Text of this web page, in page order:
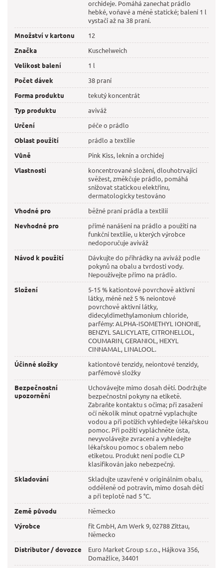
orchideje. Pomáhá zanechat prádlo
hebké, voňavé a méně statické; balení 1 l
vystačí až na 38 praní.
Množství v kartonu
12
Značka
Kuschelweich
Velikost balení
1 l
Počet dávek
38 praní
Forma produktu
tekutý koncentrát
Typ produktu
aviváž
Určení
péče o prádlo
Oblast použití
prádlo a textilie
Vůně
Pink Kiss, leknín a orchidej
Vlastnosti
koncentrované složení, dlouhotrvající
svěžest, změkčuje prádlo, pomáhá
snižovat statickou elektřinu,
dermatologicky testováno
Vhodné pro
běžné praní prádla a textilií
Nevhodné pro
přímé nanášení na prádlo a použití na
funkční textilie, u kterých výrobce
nedoporučuje aviváž
Návod k použití
Dávkujte do přihrádky na aviváž podle
pokynů na obalu a tvrdosti vody.
Nepoužívejte přímo na prádlo.
Složení
5-15 % kationtové povrchově aktivní
látky, méně než 5 % neiontové
povrchově aktivní látky,
didecyldimethylamonium chloride,
parfémy: ALPHA-ISOMETHYL IONONE,
BENZYL SALICYLATE, CITRONELLOL,
COUMARIN, GERANIOL, HEXYL
CINNAMAL, LINALOOL.
Účinné složky
kationtové tenzidy, neiontové tenzidy,
parfémové složky
Bezpečnostní
upozornění
Uchovávejte mimo dosah dětí. Dodržujte
bezpečnostní pokyny na etiketě.
Zabraňte kontaktu s očima; při zasažení
očí několik minut opatrně vyplachujte
vodou a při potížích vyhledejte lékařskou
pomoc. Při požití vypláchněte ústa,
nevyvolávejte zvracení a vyhledejte
lékařskou pomoc s obalem nebo
etiketou. Produkt není podle CLP
klasifikován jako nebezpečný.
Skladování
Skladujte uzavřené v originálním obalu,
odděleně od potravin, mimo dosah dětí
a při teplotě nad 5 °C.
Země původu
Německo
Výrobce
fit GmbH, Am Werk 9, 02788 Zittau,
Německo
Distributor / dovozce
Euro Market Group s.r.o., Hájkova 356,
Domažlice, 34401